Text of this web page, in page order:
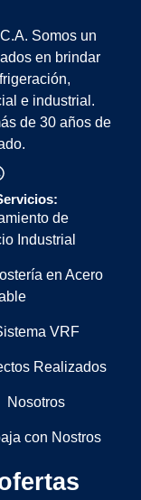
Somos un
en brindar
e industrial.
de 30 años de
de
Industrial
en Acero
VRF
Realizados
Nosotros
con Nostros